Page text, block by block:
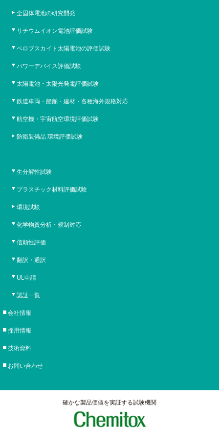
全固体電池の研究開発
リチウムイオン電池評価試験
ペロブスカイト太陽電池の評価試験
パワーデバイス評価試験
太陽電池・太陽光発電評価試験
鉄道車両・船舶・建材・各種海外規格対応
航空機・宇宙航空環境評価試験
防衛装備品 環境評価試験
生分解性試験
プラスチック材料評価試験
環境試験
化学物質分析・規制対応
信頼性評価
翻訳・通訳
UL申請
認証一覧
会社情報
採用情報
技術資料
お問い合わせ
確かな製品価値を実証する試験機関